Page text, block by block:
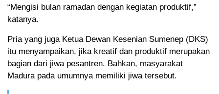
“Mengisi bulan ramadan dengan kegiatan produktif,”
katanya.
Pria yang juga Ketua Dewan Kesenian Sumenep (DKS)
itu menyampaikan, jika kreatif dan produktif merupakan
bagian dari jiwa pesantren. Bahkan, masyarakat
Madura pada umumnya memiliki jiwa tersebut.